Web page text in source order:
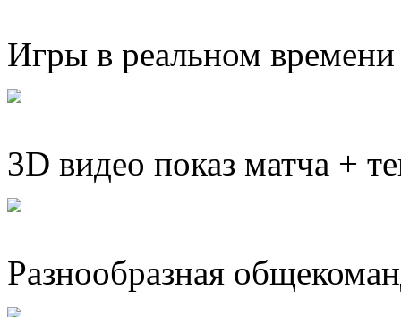
Игры в реальном времени
3D видео показ матча +
Разнообразная